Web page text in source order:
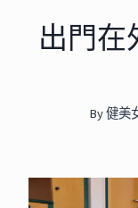
出門在
By健美